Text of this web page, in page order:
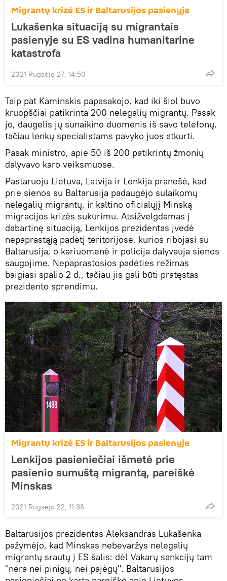
Migrantų krizė ES ir Baltarusijos pasienyje
Lukašenka situaciją su migrantais
pasienyje su ES vadina humanitarine
katastrofa
2021 Rugsėjo 27, 14:50
Taip pat Kaminskis papasakojo, kad iki šiol buvo
kruopščiai patikrinta 200 nelegalių migrantų. Pasak
jo, daugelis jų sunaikino duomenis iš savo telefonų,
tačiau lenkų specialistams pavyko juos atkurti.
Pasak ministro, apie 50 iš 200 patikrintų žmonių
dalyvavo karo veiksmuose.
Pastaruoju Lietuva, Latvija ir Lenkija pranešė, kad
prie sienos su Baltarusija padaugėjo sulaikomų
nelegalių migrantų, ir kaltino oficialųjį Minską
migracijos krizės sukūrimu. Atsižvelgdamas į
dabartinę situaciją, Lenkijos prezidentas įvedė
nepaprastąją padėtį teritorijose, kurios ribojasi su
Baltarusija, o kariuomenė ir policija dalyvauja sienos
saugojime. Nepaprastosios padėties režimas
baigiasi spalio 2 d., tačiau jis gali būti pratęstas
prezidento sprendimu.
Migrantų krizė ES ir Baltarusijos pasienyje
Lenkijos pasieniečiai išmetė prie
pasienio sumuštą migrantą, pareiškė
Minskas
2021 Rugsėjo 22, 11:36
Baltarusijos prezidentas Aleksandras Lukašenka
pažymėjo, kad Minskas nebevaržys nelegalių
migrantų srautų į ES šalis: dėl Vakarų sankcijų tam
"nėra nei pinigų, nei pajėgų". Baltarusijos